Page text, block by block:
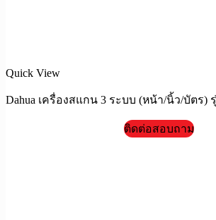
Quick View
Dahua เครื่องสแกน 3 ระบบ (หน้า/นิ้ว/บัตร)
ติดต่อสอบถาม